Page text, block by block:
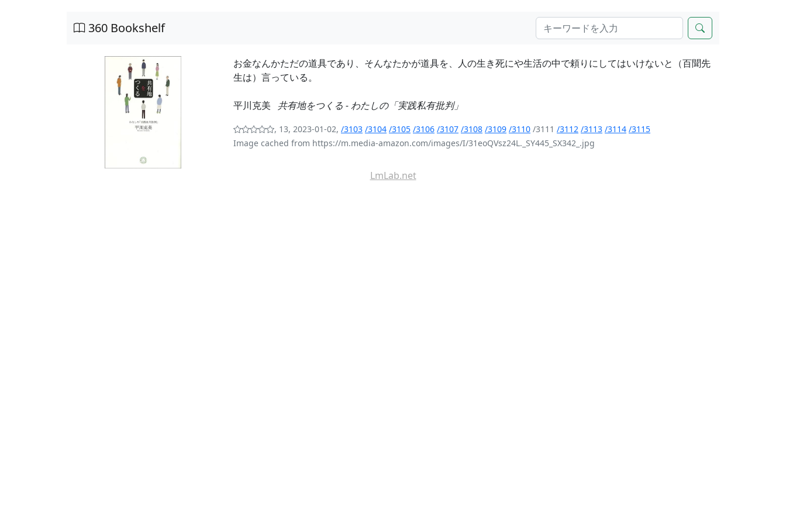
360 Bookshelf
お金なんかただの道具であり、そんなたかが道具を、人の生き死にや生活の中で頼りにしてはいけないと（百聞先
生は）言っている。
平川克美 共有地をつくる - わたしの「実践私有批判」
, 13, 2023-01-02, /3103 /3104 /3105 /3106 /3107 /3108 /3109 /3110 /3111 /3112 /3113 /3114 /3115
Image cached from https://m.media-amazon.com/images/I/31eoQVsz24L._SY445_SX342_.jpg
LmLab.net